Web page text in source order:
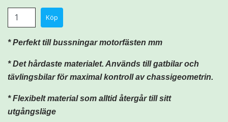
* Perfekt till bussningar motorfästen mm
* Det hårdaste materialet. Används till gatbilar och
tävlingsbilar för maximal kontroll av chassigeometrin.
*Flexibelt material som alltid återgår till sitt
utgångsläge